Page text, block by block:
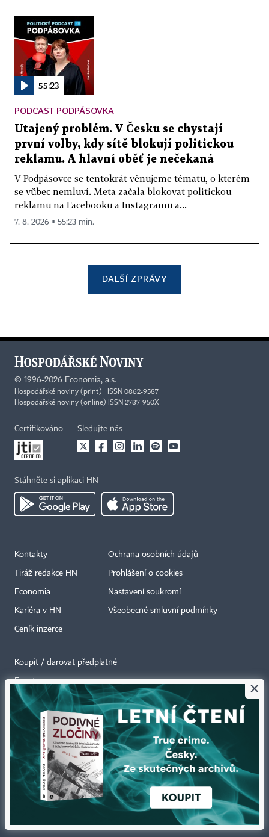
55:23
PODCAST PODPÁSOVKA
Utajený problém. V Česku se chystají
první volby, kdy sítě blokují politickou
reklamu. A hlavní oběť je nečekaná
V Podpásovce se tentokrát věnujeme tématu, o kterém
se vůbec nemluví. Meta začala blokovat politickou
reklamu na Facebooku a Instagramu a...
7. 8. 2026 ▪ 55:23 min.
DALŠÍ ZPRÁVY
© 1996-2026 Economia, a.s.
Hospodářské noviny (print) ISSN 0862-9587
Hospodářské noviny (online) ISSN 2787-950X
Certifikováno Sledujte nás
Stáhněte si aplikaci HN
Kontakty
Tiráž redakce HN
Economia
Kariéra v HN
Ceník inzerce
Ochrana osobních údajů
Prohlášení o cookies
Nastavení soukromí
Všeobecné smluvní podmínky
Koupit / darovat předplatné
Eventy
Newslettery
RSS kanály
Autorská práva vykonává vydavatel. Bez písemného svolení vydavatele je
zakázáno jakékoli užití částí nebo celku díla, zejména rozmnožování a šíření
jakýmkoli způsobem, mechanickým nebo elektronickým, v českém nebo
jiném jazyce. Bez souhlasu vydavatele je zakázáno též rozmnožování
obsahu pro účely automatizované analýzy textů nebo dat
×